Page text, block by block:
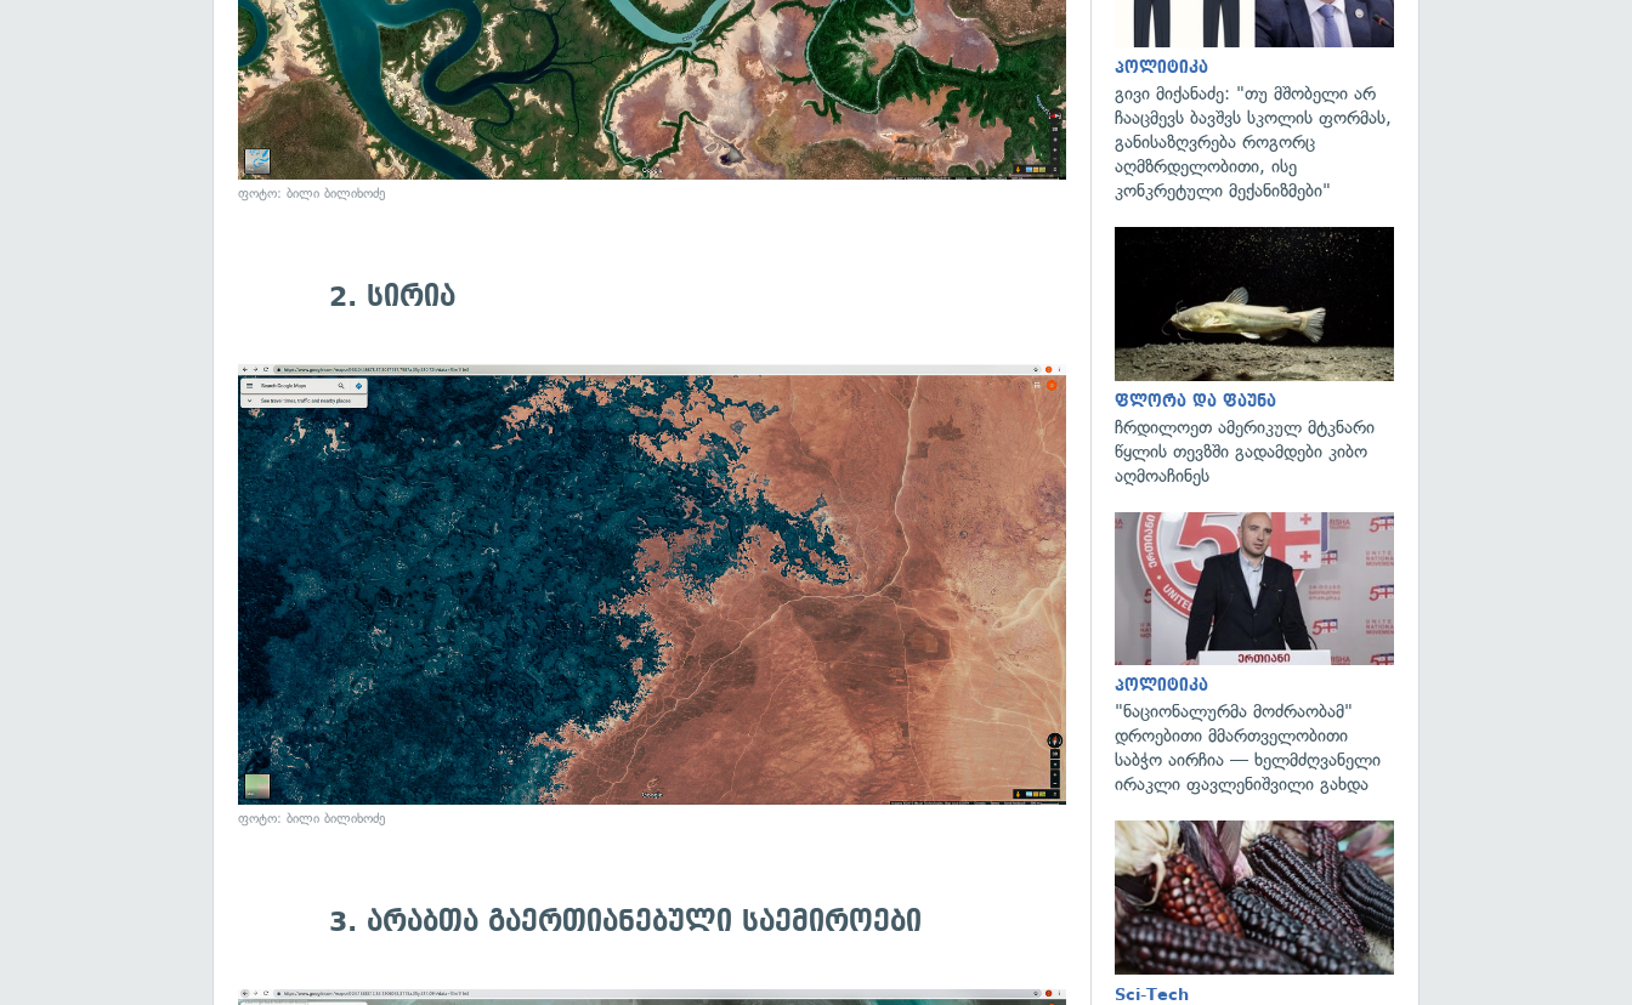
ფოტო: ბილი ბილიხოძე
2. სირია
ფოტო: ბილი ბილიხოძე
3. არაბთა გაერთიანებული საემიროები
პოლიტიკა
გივი მიქანაძე: "თუ მშობელი არ
ჩააცმევს ბავშვს სკოლის ფორმას,
განისაზღვრება როგორც
აღმზრდელობითი, ისე
კონკრეტული მექანიზმები"
ფლორა და ფაუნა
ჩრდილოეთ ამერიკულ მტკნარი
წყლის თევზში გადამდები კიბო
აღმოაჩინეს
პოლიტიკა
"ნაციონალურმა მოძრაობამ"
დროებითი მმართველობითი
საბჭო აირჩია — ხელმძღვანელი
ირაკლი ფავლენიშვილი გახდა
Sci-Tech